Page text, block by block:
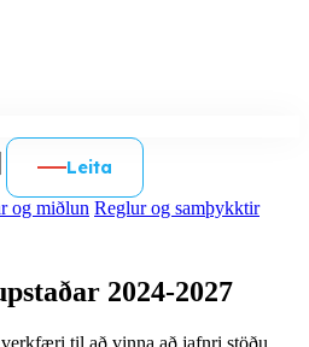
Leita
og miðlun Reglur og samþykktir
2024-2027
til að vinna að jafnri stöðu